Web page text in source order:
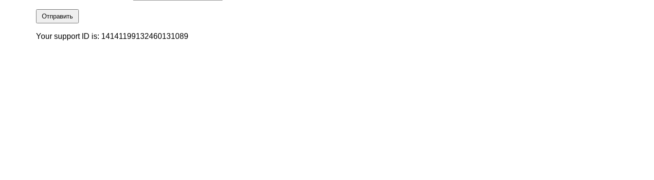
Отправить
Your support ID is: 14141199132460131089